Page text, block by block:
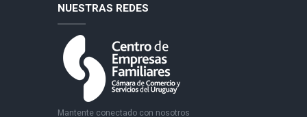
NUESTRAS REDES
Mantente conectado con nosotros